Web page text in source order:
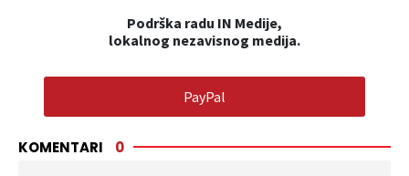
Podrška radu IN Medije,
lokalnog nezavisnog medija.
PayPal
KOMENTARI 0